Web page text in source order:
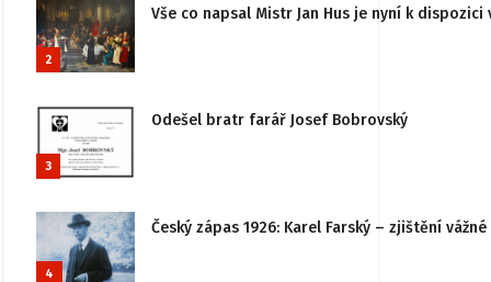
2
Vše co napsal Mistr Jan Hus je nyní k
3
Odešel bratr farář Josef Bobrovský
4
Český zápas 1926: Karel Farský – zjištění